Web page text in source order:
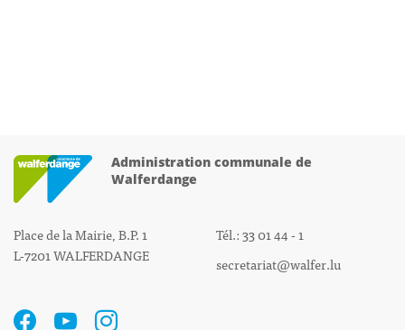
Administration communale de
Walferdange
Place de la Mairie, B.P. 1
L-7201 WALFERDANGE
Tél.: 33 01 44 - 1
secretariat@walfer.lu